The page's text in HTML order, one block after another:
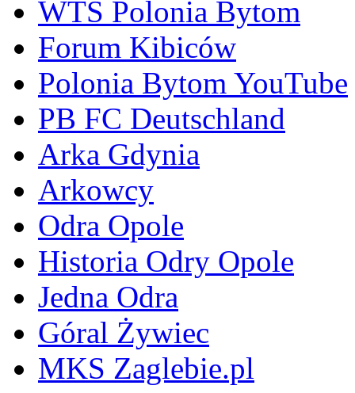
WTS Polonia Bytom
Forum Kibiców
Polonia Bytom YouTube
PB FC Deutschland
Arka Gdynia
Arkowcy
Odra Opole
Historia Odry Opole
Jedna Odra
Góral Żywiec
MKS Zaglebie.pl